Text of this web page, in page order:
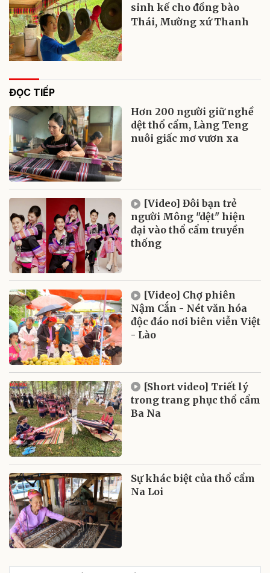
sinh kế cho đồng bào
Thái, Mường xứ Thanh
ĐỌC TIẾP
Hơn 200 người giữ nghề
dệt thổ cẩm, Làng Teng
nuôi giấc mơ vươn xa
[Video] Đôi bạn trẻ
người Mông "dệt" hiện
đại vào thổ cẩm truyền
thống
[Video] Chợ phiên
Nậm Cắn - Nét văn hóa
độc đáo nơi biên viễn Việt
- Lào
[Short video] Triết lý
trong trang phục thổ cẩm
Ba Na
Sự khác biệt của thổ cẩm
Na Loi